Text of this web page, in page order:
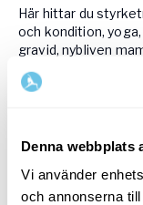
Denna webbplats
Vi använder
och annonserna
Här hittar du
och kondition,
gravid, nybliven
Yogobe förskrivs
Region Örebro,
Region Jämtland/
Norrbotten, Region